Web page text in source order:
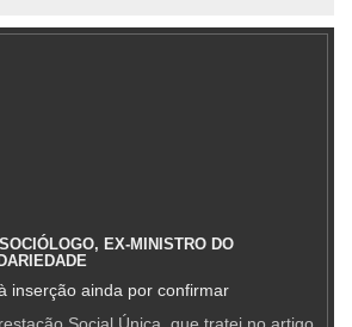
EX-MINISTRO DO
inserção ainda por confirmar
Social Única, que tratei no artigo